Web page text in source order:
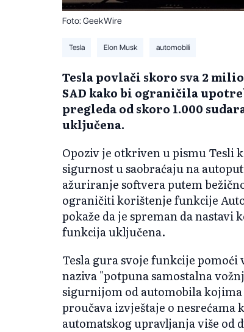
Foto: GeekWire
Tesla Elon Musk automobili
Tesla povlači skoro sva 2
SAD kako bi ograničila
pregleda od skoro 1.000
uključena.
Opoziv je otkriven u pismu Tesli
sigurnost u saobraćaju na
ažuriranje softvera putem
ograničiti korištenje funkcije
pokaže da je spreman da
funkcija uključena.
Tesla gura svoje funkcije
naziva "potpuna samostalna
sigurnijom od automobila
proučava izvještaje o
automatskog upravljanja više od